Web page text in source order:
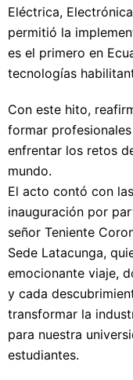
Eléctrica,
permitió la
es el primero en
tecnologías
Con este hito,
formar
enfrentar los retos
mundo.
El acto contó con
inauguración por
señor Teniente
Sede Latacunga,
emocionante viaje,
y cada
transformar la
para nuestra
estudiantes.